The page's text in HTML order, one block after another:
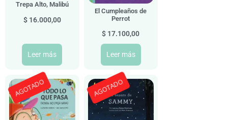
Trepa Alto, Malibú
$16.000,00
Leer más
El Cumpleaños de
Perrot
$ 17.100,00
Leer más
AGOTADO AGOTADO